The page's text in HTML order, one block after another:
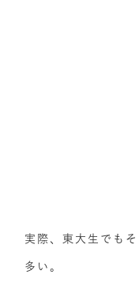
実際、東大生でも
多い。